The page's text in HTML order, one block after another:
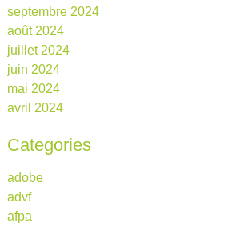
septembre 2024
août 2024
juillet 2024
juin 2024
mai 2024
avril 2024
Categories
adobe
advf
afpa